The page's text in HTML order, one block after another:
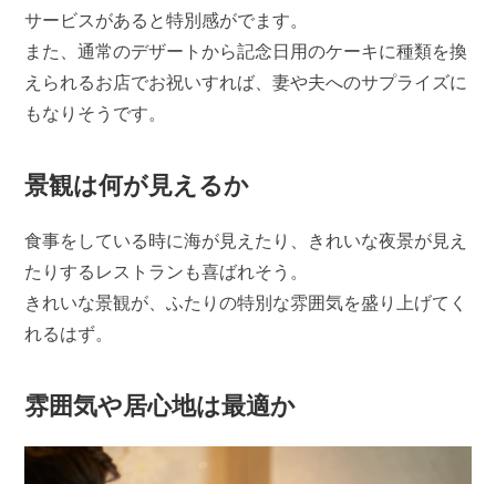
サービスがあると特別感がでます。
また、通常のデザートから記念日用のケーキに種類を換
えられるお店でお祝いすれば、妻や夫へのサプライズに
もなりそうです。
景観は何が見えるか
食事をしている時に海が見えたり、きれいな夜景が見え
たりするレストランも喜ばれそう。
きれいな景観が、ふたりの特別な雰囲気を盛り上げてく
れるはず。
雰囲気や居心地は最適か